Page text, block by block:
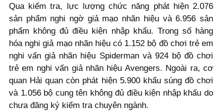
Qua kiểm tra, lực lượng chức năng phát hiện 2.076
sản phẩm nghi ngờ giả mạo nhãn hiệu và 6.956 sản
phẩm không đủ điều kiện nhập khẩu. Trong số hàng
hóa nghi giả mạo nhãn hiệu có 1.152 bộ đồ chơi trẻ em
nghi vấn giả nhãn hiệu Spiderman và 924 bộ đồ chơi
trẻ em nghi vấn giả nhãn hiệu Avengers. Ngoài ra, cơ
quan Hải quan còn phát hiện 5.900 khẩu súng đồ chơi
và 1.056 bộ cung tên không đủ điều kiện nhập khẩu do
chưa đăng ký kiểm tra chuyên ngành.